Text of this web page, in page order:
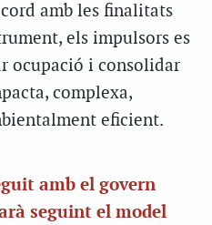
amb les finalitats
els impulsors es
ocupació i consolidar
complexa,
eficient.
amb el govern
seguint el model